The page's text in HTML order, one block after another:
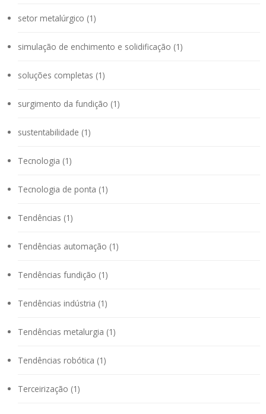
setor metalúrgico (1)
simulação de enchimento e solidificação (1)
soluções completas (1)
surgimento da fundição (1)
sustentabilidade (1)
Tecnologia (1)
Tecnologia de ponta (1)
Tendências (1)
Tendências automação (1)
Tendências fundição (1)
Tendências indústria (1)
Tendências metalurgia (1)
Tendências robótica (1)
Terceirização (1)